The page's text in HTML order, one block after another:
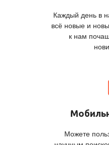
Каждый день в
всё новые и
к нам
Можете